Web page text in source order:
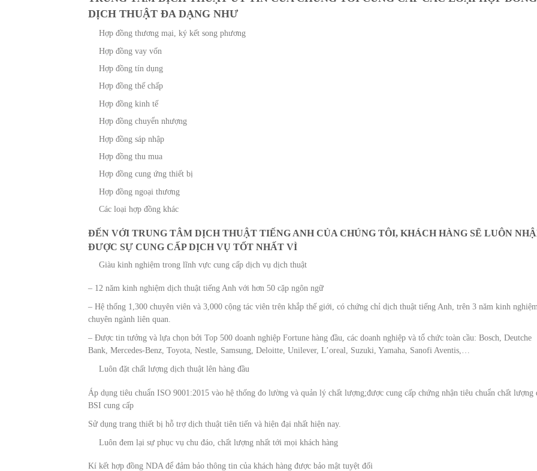
DỊCH THUẬT ĐA DẠNG NHƯ
Hợp đồng thương mại, ký kết song phương
Hợp đồng vay vốn
Hợp đồng tín dụng
Hợp đồng thế chấp
Hợp đồng kinh tế
Hợp đồng chuyển nhượng
Hợp đồng sáp nhập
Hợp đồng thu mua
Hợp đồng cung ứng thiết bị
Hợp đồng ngoại thương
Các loại hợp đồng khác
ĐẾN VỚI TRUNG TÂM DỊCH THUẬT TIẾNG ANH CỦA CHÚNG TÔI, KHÁCH HÀNG SẼ LUÔN
ĐƯỢC SỰ CUNG CẤP DỊCH VỤ TỐT NHẤT VÌ
Giàu kinh nghiệm trong lĩnh vực cung cấp dịch vụ dịch thuật
– 12 năm kinh nghiệm dịch thuật tiếng Anh với hơn 50 cặp ngôn ngữ
– Hệ thống 1,300 chuyên viên và 3,000 cộng tác viên trên khắp thế giới, có chứng chỉ dịch thuật tiếng Anh, trên 3 năm kinh
chuyên ngành liên quan.
– Được tin tưởng và lựa chọn bởi Top 500 doanh nghiệp Fortune hàng đầu, các doanh nghiệp và tổ chức toàn cầu: Bosch, Deutche
Bank, Mercedes-Benz, Toyota, Nestle, Samsung, Deloitte, Unilever, L’oreal, Suzuki, Yamaha, Sanofi Aventis,…
Luôn đặt chất lượng dịch thuật lên hàng đầu
Áp dụng tiêu chuẩn ISO 9001:2015 vào hệ thống đo lường và quản lý chất lượng;được cung cấp chứng nhận tiêu chuẩn chất lượng
BSI cung cấp
Sử dụng trang thiết bị hỗ trợ dịch thuật tiên tiến và hiện đại nhất hiện nay.
Luôn đem lại sự phục vụ chu đáo, chất lượng nhất tới mọi khách hàng
Kí kết hợp đồng NDA để đảm bảo thông tin của khách hàng được bảo mật tuyệt đối